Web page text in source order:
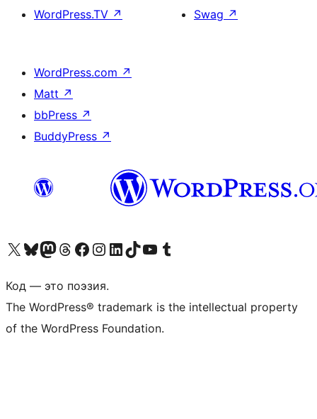
WordPress.TV ↗
Swag ↗
WordPress.com ↗
Matt ↗
bbPress ↗
BuddyPress ↗
Посетите нас в X (ранее Twitter)
Посетите нашу учётную запись в Bluesky
Посетите нашу ленту в Mastodon
Посетите нашу учётную запись в Threads
Посетите нашу страницу на Facebook
Посетите наш Instagram
Посетите нашу страницу в LinkedIn
Посетите нашу учётную запись в TikTok
Посетите наш канал YouTube
Посетите нашу учётную запись в Tumblr
Код — это поэзия.
The WordPress® trademark is the intellectual property
of the WordPress Foundation.